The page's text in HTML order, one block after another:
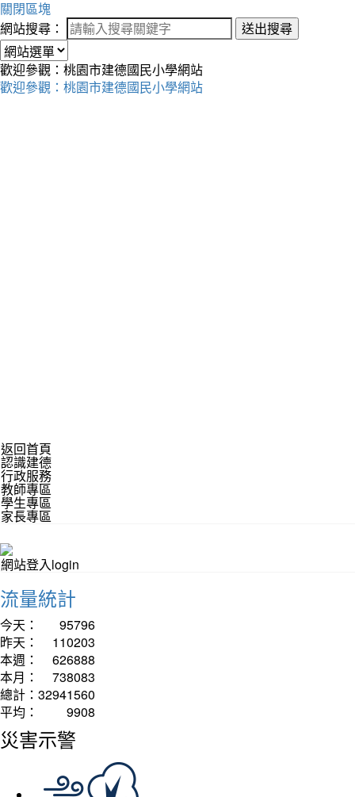
關閉區塊
網站搜尋：
送出搜尋
歡迎參觀：桃園市建德國民小學網站
歡迎參觀：桃園市建德國民小學網站
返回首頁
認識建德
行政服務
教師專區
學生專區
家長專區
網站登入login
流量統計
今天：
95796
昨天：
110203
本週：
626888
本月：
738083
總計： 32941560
平均：
9908
災害示警